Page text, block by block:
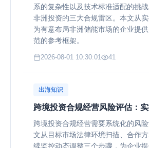
系的复杂性以及技术标准适配的挑
非洲投资的三大合规雷区。本文从实
为有意布局非洲储能市场的企业提
范的参考框架。
2026-08-01 10:30:01 41
出海知识
跨境投资合规经营风险评估：
跨境投资合规经营需要系统化的风
文从目标市场法律环境扫描、合作
续监控动态调整三个步骤，为企业